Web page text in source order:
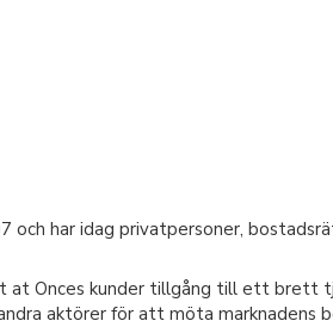
har idag privatpersoner,
at Onces kunder tillgång till ett brett
aktörer för att möta marknadens